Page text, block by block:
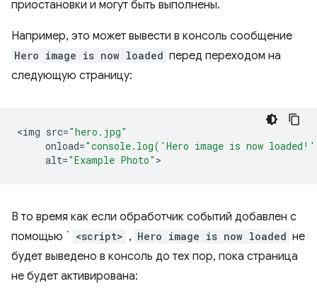
приостановки и могут быть выполнены.
Например, это может вывести в консоль сообщение
Hero image is now loaded перед переходом на
следующую страницу:
<img src="hero.jpg"
onload="console.log('Hero image is now
alt="Example Photo"
В то время как если обработчик событий добавлен с
помощью ` <script> , Hero image is now loaded не
будет выведено в консоль до тех пор, пока страница
не будет активирована: